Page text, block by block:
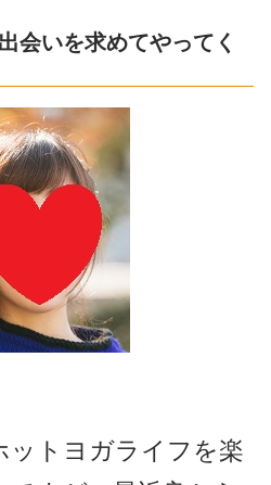
会いを求めてやってく
ットヨガライフを楽